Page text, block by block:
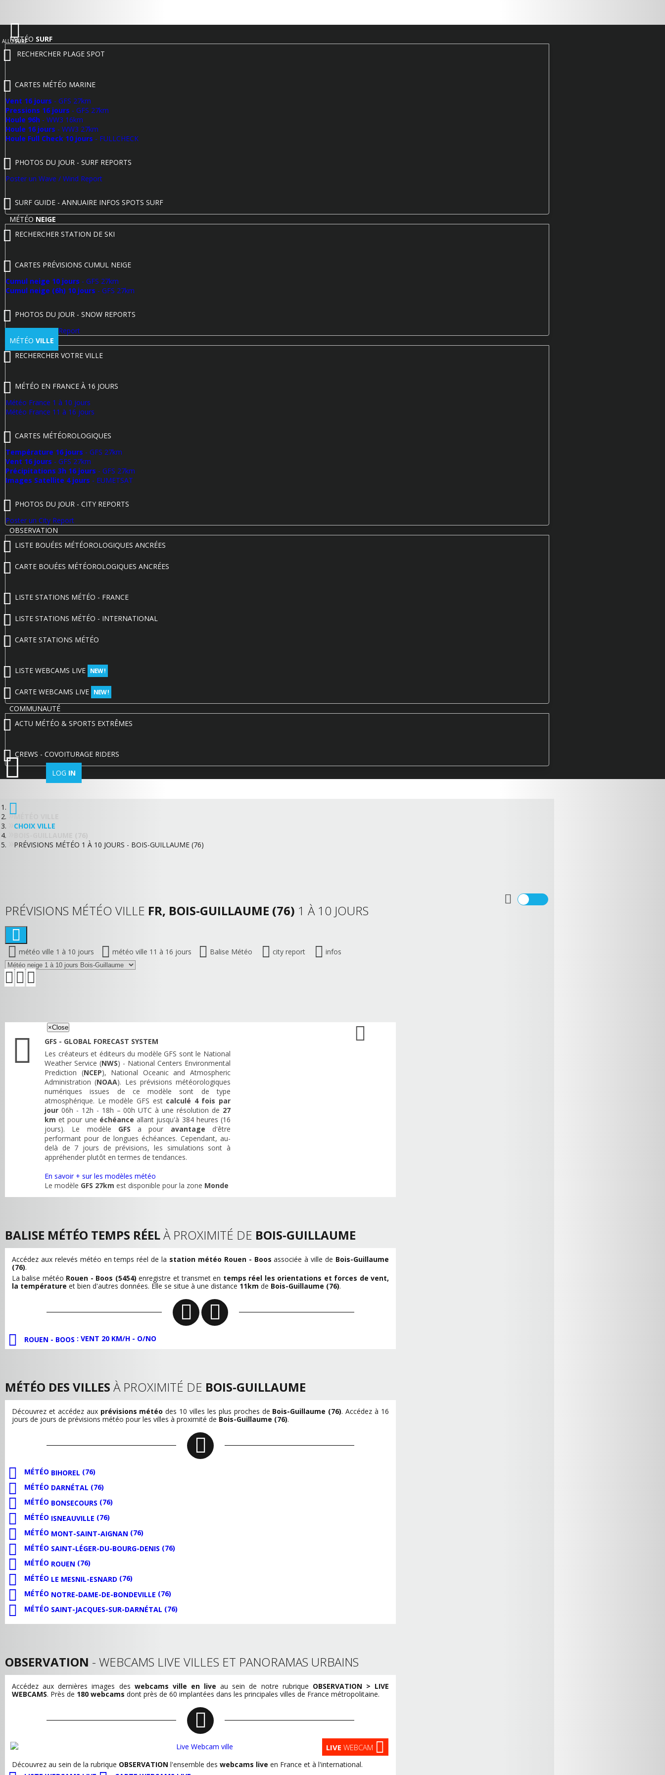
ALLOSURF
MÉTÉO SURF
RECHERCHER PLAGE SPOT
CARTES MÉTÉO MARINE
Vent 16 jours - GFS 27km
Pressions 16 jours - GFS 27km
Houle 96h - WW3 16km
Houle 16 jours - WW3 27km
Houle Full Check 10 jours - FULLCHECK
PHOTOS DU JOUR - SURF REPORTS
Poster un Wave / Wind Report
SURF GUIDE - ANNUAIRE INFOS SPOTS SURF
MÉTÉO NEIGE
RECHERCHER STATION DE SKI
CARTES PRÉVISIONS CUMUL NEIGE
Cumul neige 10 jours - GFS 27km
Cumul neige (6h) 10 jours - GFS 27km
PHOTOS DU JOUR - SNOW REPORTS
Poster un Snow Report
MÉTÉO VILLE
RECHERCHER VOTRE VILLE
MÉTÉO EN FRANCE À 16 JOURS
Météo France 1 à 10 jours
Météo France 11 à 16 jours
CARTES MÉTÉOROLOGIQUES
Température 16 jours - GFS 27km
Vent 16 jours - GFS 27km
Précipitations 3h 16 jours - GFS 27km
Images Satellite 4 jours - EUMETSAT
PHOTOS DU JOUR - CITY REPORTS
Poster un City Report
OBSERVATION
LISTE BOUÉES MÉTÉOROLOGIQUES ANCRÉES
CARTE BOUÉES MÉTÉOROLOGIQUES ANCRÉES
LISTE STATIONS MÉTÉO - FRANCE
LISTE STATIONS MÉTÉO - INTERNATIONAL
CARTE STATIONS MÉTÉO
LISTE WEBCAMS LIVE NEW !
CARTE WEBCAMS LIVE NEW !
COMMUNAUTÉ
ACTU MÉTÉO & SPORTS EXTRÊMES
CREWS - COVOITURAGE RIDERS
LOG IN
MÉTÉO VILLE
CHOIX VILLE
PRÉVISIONS MÉTÉO 1 À 10 JOURS - BOIS-GUILLAUME (76)
PRÉVISIONS MÉTÉO VILLE FR, BOIS-GUILLAUME (76) 1 À 10 JOURS
météo ville 1 à 10 jours météo ville 11 à 16 jours Balise Météo city report infos
×Close
GFS - GLOBAL FORECAST SYSTEM
Les créateurs et éditeurs du modèle GFS sont le National
Weather Service (NWS) - National Centers Environmental
Prediction (NCEP), National Oceanic and Atmospheric
Administration (NOAA). Les prévisions météorologiques
numériques issues de ce modèle sont de type
atmosphérique. Le modèle GFS est calculé 4 fois par
jour 06h - 12h - 18h – 00h UTC à une résolution de 27
km et pour une échéance allant jusqu'à 384 heures (16
jours). Le modèle GFS a pour avantage d'être
performant pour de longues échéances. Cependant, au-
delà de 7 jours de prévisions, les simulations sont à
appréhender plutôt en termes de tendances.
En savoir + sur les modèles météo
Le modèle GFS 27km est disponible pour la zone Monde
BALISE MÉTÉO TEMPS RÉELÀ PROXIMITÉ DE BOIS-GUILLAUME
Accédez aux relevés météo en temps réel de la station météo Rouen - Boos associée à ville de Bois-Guillaume
(76).
La balise météo Rouen - Boos (5454)enregistre et transmet en temps réel les orientations et forces de vent,
la température et bien d'autres données. Elle se situe à une distance 11km de Bois-Guillaume (76).
ROUEN - BOOS : VENT 20 KM/H - O/NO
MÉTÉO DES VILLES À PROXIMITÉ DE BOIS-GUILLAUME
Découvrez et accédez aux prévisions météo des 10 villes les plus proches de Bois-Guillaume (76). Accédez à 16
jours de jours de prévisions météo pour les villes à proximité de Bois-Guillaume (76).
MÉTÉO BIHOREL (76)
MÉTÉO DARNÉTAL (76)
MÉTÉO BONSECOURS (76)
MÉTÉO ISNEAUVILLE (76)
MÉTÉO MONT-SAINT-AIGNAN (76)
MÉTÉO SAINT-LÉGER-DU-BOURG-DENIS (76)
MÉTÉO ROUEN (76)
MÉTÉO LE MESNIL-ESNARD (76)
MÉTÉO NOTRE-DAME-DE-BONDEVILLE (76)
MÉTÉO SAINT-JACQUES-SUR-DARNÉTAL (76)
OBSERVATION - WEBCAMS LIVE VILLES ET PANORAMAS URBAINS
Accédez aux dernières images des webcams ville en live au sein de notre rubrique OBSERVATION > LIVE
WEBCAMS. Près de 180 webcams dont près de 60 implantées dans les principales villes de France métropolitaine.
LIVE WEBCAM
Découvrez au sein de la rubrique OBSERVATION l'ensemble des webcams live en France et à l'international.